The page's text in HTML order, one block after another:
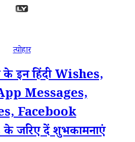
त्योहार
के इन हिंदी Wishes,
Messages,
Facebook
जरिए दें शुभकामनाएं